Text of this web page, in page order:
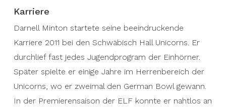
Karriere
Darnell Minton startete seine beeindruckende
Karriere 2011 bei den Schwäbisch Hall Unicorns. Er
durchlief fast jedes Jugendprogram der Einhörner.
Später spielte er einige Jahre im Herrenbereich der
Unicorns, wo er zweimal den German Bowl gewann.
In der Premierensaison der ELF konnte er nahtlos an